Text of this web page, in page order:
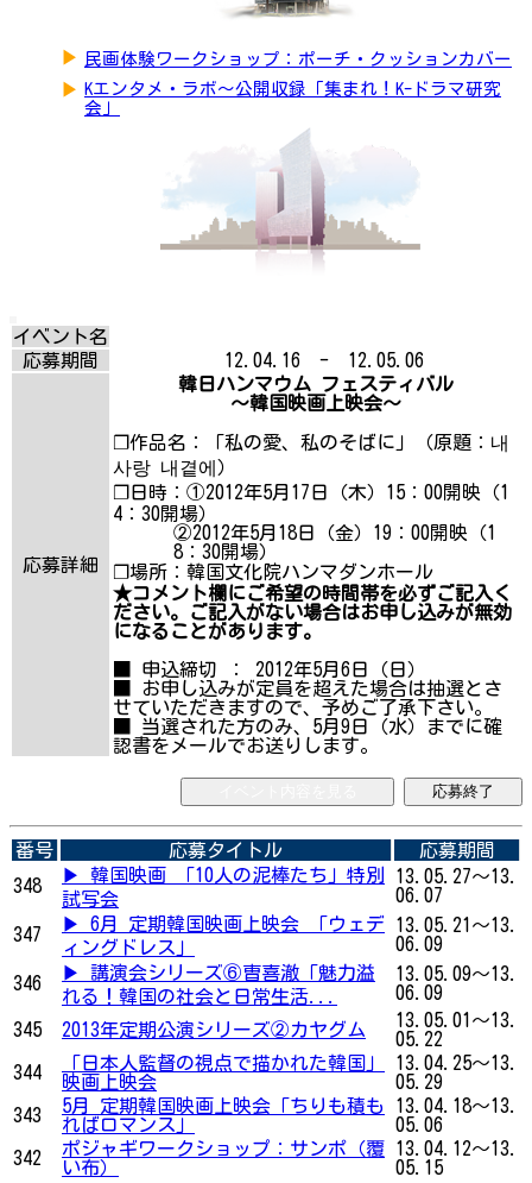
▶ 民画体験ワークショップ：ポーチ・クッションカバー
▶ Kエンタメ・ラボ～公開収録「集まれ！K-ドラマ研究
会」
イベント名
応募期間
12.04.16 - 12.05.06
応募詳細
韓日ハンマウム フェスティバル
～韓国映画上映会～
❐作品名：「私の愛、私のそばに」（原題：내
사랑 내곁에）
❐日時：①2012年5月17日（木）15：00開映（1
4：30開場）
②2012年5月18日（金）19：00開映（1
8：30開場）
❐場所：韓国文化院ハンマダンホール
★コメント欄にご希望の時間帯を必ずご記入く
ださい。ご記入がない場合はお申し込みが無効
になることがあります。
■ 申込締切 ： 2012年5月6日（日）
■ お申し込みが定員を超えた場合は抽選とさ
せていただきますので、予めご了承下さい。
■ 当選された方のみ、5月9日（水）までに確
認書をメールでお送りします。
応募終了
番号 応募タイトル
応募期間
348
▶ 韓国映画 「10人の泥棒たち」特別
試写会
13.05.27～13.
06.07
347
▶ 6月 定期韓国映画上映会 「ウェデ
ィングドレス」
13.05.21～13.
06.09
346
▶ 講演会シリーズ⑥曺喜澈「魅力溢
れる！韓国の社会と日常生活...
13.05.09～13.
06.09
345
2013年定期公演シリーズ②カヤグム
13.05.01～13.
05.22
344
「日本人監督の視点で描かれた韓国」
映画上映会
13.04.25～13.
05.29
343
5月 定期韓国映画上映会「ちりも積も
ればロマンス」
13.04.18～13.
05.06
342
ポジャギワークショップ：サンポ（覆
い布）
13.04.12～13.
05.15